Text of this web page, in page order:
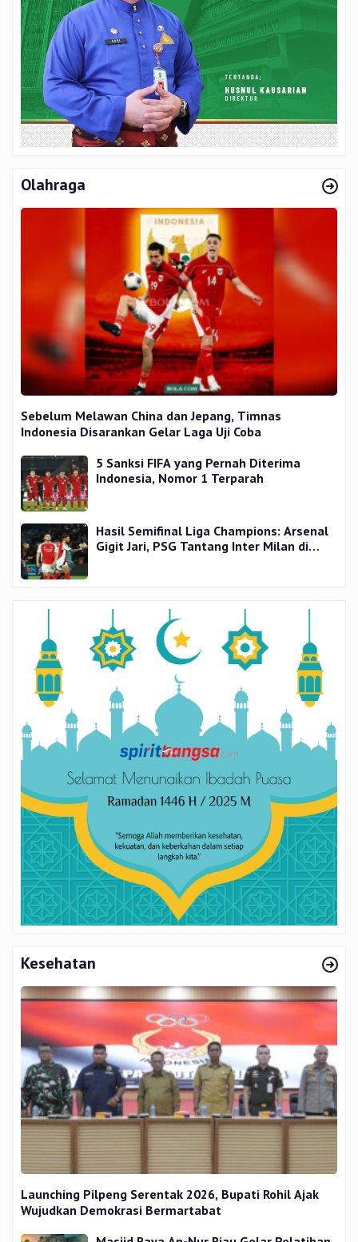
Olahraga
Sebelum Melawan China dan Jepang, Timnas
Indonesia Disarankan Gelar Laga Uji Coba
5 Sanksi FIFA yang Pernah Diterima
Indonesia, Nomor 1 Terparah
Hasil Semifinal Liga Champions: Arsenal
Gigit Jari, PSG Tantang Inter Milan di
Kesehatan
Launching Pilpeng Serentak 2026, Bupati Rohil Ajak
Wujudkan Demokrasi Bermartabat